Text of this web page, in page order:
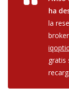
ha
la
gratis